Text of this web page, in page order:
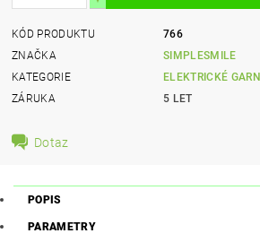
KÓD PRODUKTU
766
ZNAČKA
SIMPLESMILE
KATEGORIE
ELEKTRICKÉ
ZÁRUKA
5 LET
Dotaz
POPIS
PARAMETRY